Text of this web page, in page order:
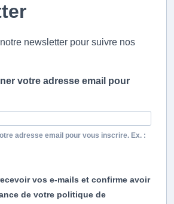
newsletter pour suivre nos
votre adresse email pour
adresse email pour vous inscrire. Ex. :
vos e-mails et confirme avoir
de votre politique de